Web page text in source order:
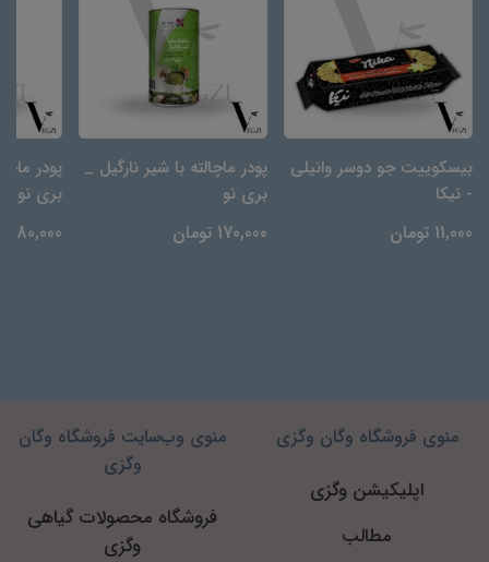
بیسکوییت جو دوسر وانیلی
- نیکا
11,000 تومان
پودر ماچالته با شیر نارگیل _
بری نو
170,000 تومان
پودر
بری نو
180,000 تومان
منوی فروشگاه وگان وگزی
اپلیکیشن وگزی
مطالب
منوی وب‌سایت فروشگاه وگان
وگزی
فروشگاه محصولات گیاهی
وگزی